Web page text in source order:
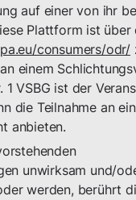
auf einer von ihr
Plattform ist über
consumers/odr/
einem
1 VSBG ist der
die Teilnahme an
anbieten.
unwirksam und/
werden, berührt